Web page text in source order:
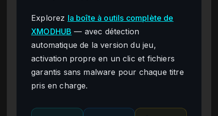
Explorez la boîte à outils complète de
XMODHUB — avec détection
automatique de la version du jeu,
activation propre en un clic et fichiers
garantis sans malware pour chaque titre
pris en charge.